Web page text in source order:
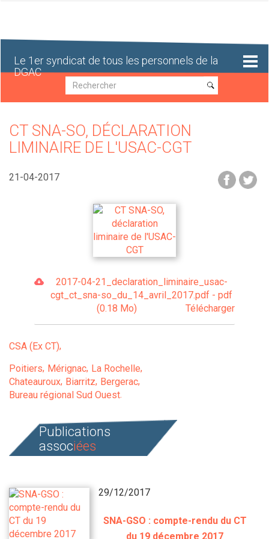
Le 1er syndicat de tous les personnels de la
DGAC
Recherche
Recherche
CT SNA-SO, DÉCLARATION
LIMINAIRE DE L'USAC-CGT
21-04-2017
2017-04-21_declaration_liminaire_usac-
cgt_ct_sna-so_du_14_avril_2017.pdf - pdf
(0.18 Mo)
Télécharger
CSA (Ex CT)
Poitiers Mérignac La Rochelle
Chateauroux Biarritz Bergerac
Bureau régional Sud Ouest
Publications
associées
29/12/2017
SNA-GSO : compte-rendu du CT
du 19 décembre 2017